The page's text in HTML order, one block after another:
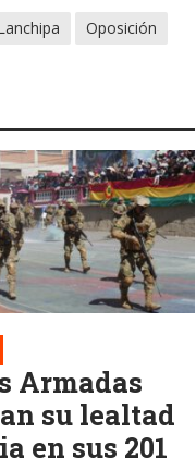
Oposición
Armadas
su lealtad
en sus 201